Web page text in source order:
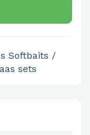
Softbaits /
sets